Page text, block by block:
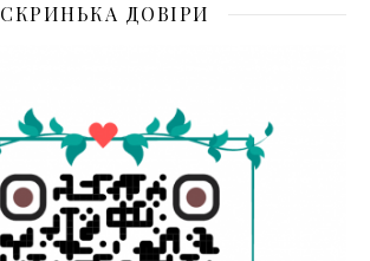
СКРИНЬКА ДОВІРИ